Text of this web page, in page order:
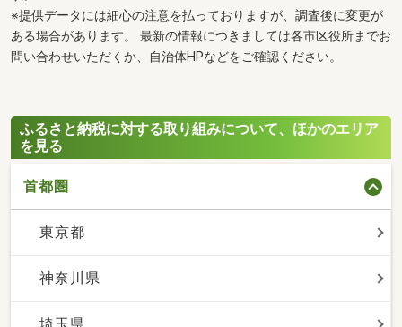
※提供データには細心の注意を払っておりますが、調査後に変更が
ある場合があります。 最新の情報につきましては各市区役所までお
問い合わせいただくか、自治体HPなどをご確認ください。
ふるさと納税に対する取り組みについて、ほかのエリア
を見る
首都圏
東京都
神奈川県